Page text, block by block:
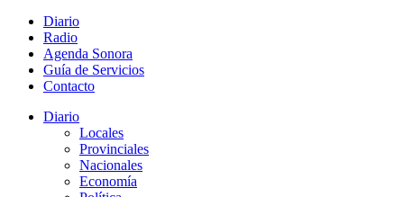
Diario
Radio
Agenda Sonora
Guía de Servicios
Contacto
Diario
Locales
Provinciales
Nacionales
Economía